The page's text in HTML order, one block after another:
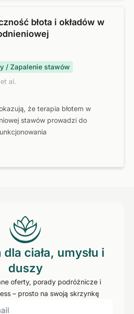
błota i okładów w
/ Zapalenie stawów
al.
że terapia błotem w
stawów prowadzi do
ciała, umysłu i
duszy
oferty, porady podróżnicze i
– prosto na swoją skrzynkę